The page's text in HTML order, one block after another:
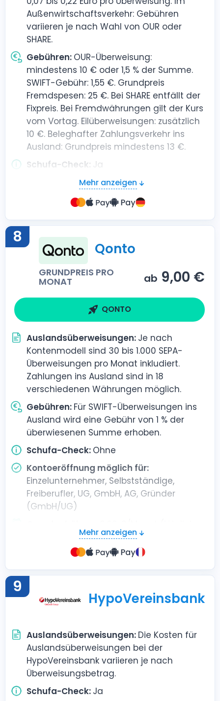
Außenwirtschaftsverkehr: Gebühren
variieren je nach Wahl von OUR oder
SHARE.
Gebühren: OUR-Überweisung:
mindestens 10 € oder 1,5 % der Summe.
SWIFT-Gebühr: 1,55 €. Grundpreis
Fremdspesen: 25 €. Bei SHARE entfällt der
Fixpreis. Bei Fremdwährungen gilt der Kurs
vom Vortag. Eilüberweisungen: zusätzlich
10 €. Beleghafter Zahlungsverkehr ins
Ausland: Grundpreis mindestens 13 €.
Schufa-Check: Ja
Kontoeröffnung möglich für:
Geschäftsformen
Mehr anzeigen
8
Qonto
GRUNDPREIS PRO
MONAT ab 9,00 €
QONTO
Auslandsüberweisungen: Je nach
Kontenmodell sind 30 bis 1.000 SEPA-
Überweisungen pro Monat inkludiert.
Zahlungen ins Ausland sind in 18
verschiedenen Währungen möglich.
Gebühren: Für SWIFT-Überweisungen ins
Ausland wird eine Gebühr von 1 % der
überwiesenen Summe erhoben.
Schufa-Check: Ohne
Kontoeröffnung möglich für:
Einzelunternehmer, Selbstständige,
Freiberufler, UG, GmbH, AG, Gründer
(GmbH/UG)
Zahlung), 11,00 €/Monat (monatliche
Mehr anzeigen
9
HypoVereinsbank
Auslandsüberweisungen: Die Kosten für
Auslandsüberweisungen bei der
HypoVereinsbank variieren je nach
Überweisungsbetrag.
Schufa-Check: Ja